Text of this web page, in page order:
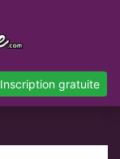
Inscription gratuite